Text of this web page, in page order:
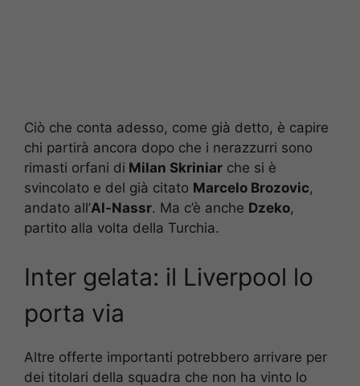
Ciò che conta adesso, come già detto, è capire
chi partirà ancora dopo che i nerazzurri sono
rimasti orfani di Milan Skriniar che si è
svincolato e del già citato Marcelo Brozovic,
andato all’Al-Nassr. Ma c’è anche Dzeko,
partito alla volta della Turchia.
Inter gelata: il Liverpool lo
porta via
Altre offerte importanti potrebbero arrivare per
dei titolari della squadra che non ha vinto lo